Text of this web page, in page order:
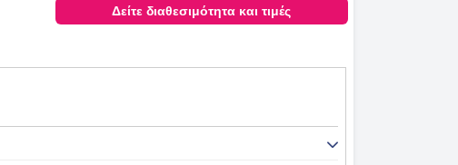
Δείτε διαθεσιμότητα και τιμές